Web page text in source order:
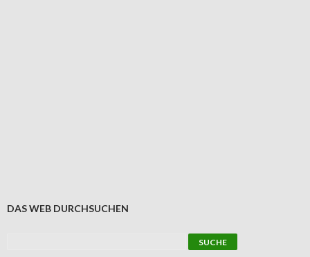
DAS WEB DURCHSUCHEN